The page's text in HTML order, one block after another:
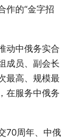
作的“金字招
动中俄务实合
成员、副会长
最高、规模最
在服务中俄务
70周年、中俄